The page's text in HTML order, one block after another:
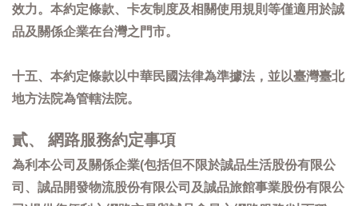
效力。本約定條款、卡友制度及相關使用規則等僅適用於誠
品及關係企業在台灣之門市。
十五、本約定條款以中華民國法律為準據法，並以臺灣臺北
地方法院為管轄法院。
貳、 網路服務約定事項
為利本公司及關係企業(包括但不限於誠品生活股份有限公
司、誠品開發物流股份有限公司及誠品旅館事業股份有限公